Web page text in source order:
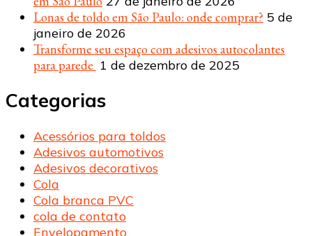
Lonas de toldo em São Paulo: onde comprar? 5 de
janeiro de 2026
Transforme seu espaço com adesivos autocolantes
para parede 1 de dezembro de 2025
Categorias
Acessórios para toldos
Adesivos automotivos
Adesivos decorativos
Cola
Cola branca PVC
cola de contato
Envelopamento